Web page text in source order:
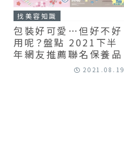
找美容知識
包裝好可愛…但好不好
用呢？盤點 2021下半
年網友推薦聯名保養品
2021.08.19